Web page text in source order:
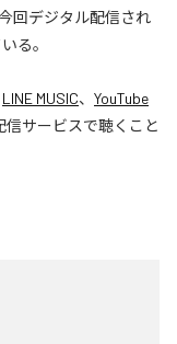
回デジタル配信され
る。
LINE MUSIC、 YouTube
信サービスで聴くこと